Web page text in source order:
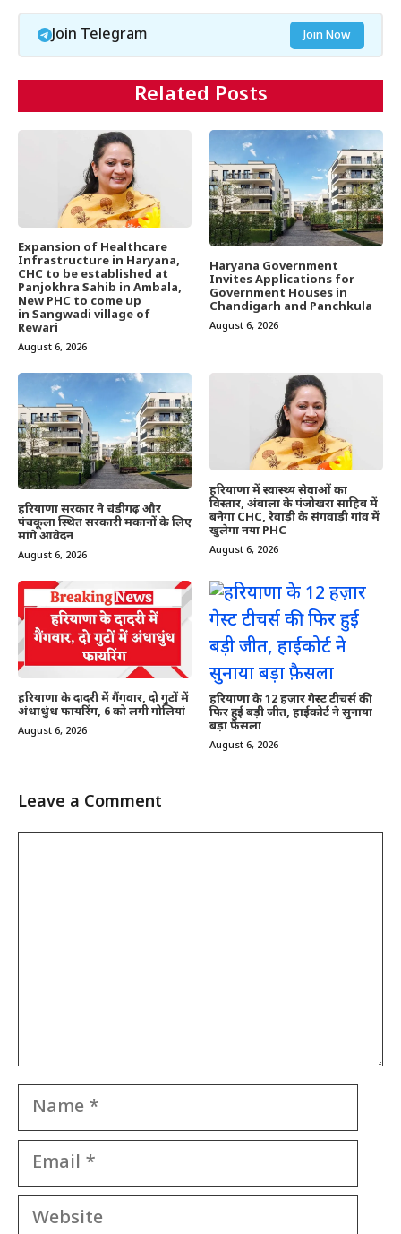
Join Telegram Join Now
Related Posts
Expansion of Healthcare
Infrastructure in Haryana,
CHC to be established at
Panjokhra Sahib in Ambala,
New PHC to come up
in Sangwadi village of
Rewari
August 6, 2026
Haryana Government
Invites Applications for
Government Houses in
Chandigarh and Panchkula
August 6, 2026
हरियाणा सरकार ने चंडीगढ़ और
पंचकूला स्थित सरकारी मकानों के लिए
मांगे आवेदन
August 6, 2026
हरियाणा में स्वास्थ्य सेवाओं का
विस्तार, अंबाला के पंजोखरा साहिब में
बनेगा CHC, रेवाड़ी के संगवाड़ी गांव में
खुलेगा नया PHC
August 6, 2026
हरियाणा के दादरी में गैंगवार, दो गुटों में
अंधाधुंध फायरिंग, 6 को लगी गोलियां
August 6, 2026
हरियाणा के 12 हज़ार गेस्ट टीचर्स की
फिर हुई बड़ी जीत, हाईकोर्ट ने सुनाया
बड़ा फ़ैसला
August 6, 2026
Leave a Comment
Name
Email
Website